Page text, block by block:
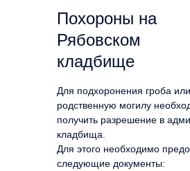
Похороны на
Рябовском
кладбище
Для подхоронения гроба
родственную могилу
получить разрешение в
кладбища.
Для этого необходимо
следующие документы: